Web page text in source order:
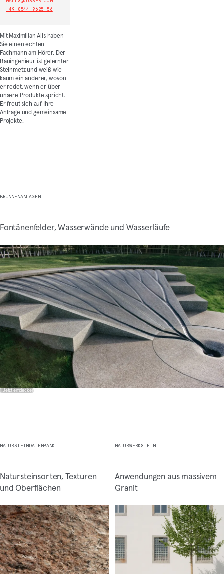
+49 8544 9625-56
Mit Maximilian Alls haben
Sie einen echten
Fachmann am Hörer. Der
Bauingenieur ist gelernter
Steinmetz und weiß wie
kaum ein anderer, wovon
er redet, wenn er über
unsere Produkte spricht.
Er freut sich auf Ihre
Anfrage und gemeinsame
Projekte.
Weitere Produkte entdecken
BRUNNENANLAGEN
Fontänenfelder, Wasserwände und Wasserläufe
Jetzt entdecken
NATURSTEINDATENBANK
Natursteinsorten, Texturen
und Oberflächen
NATURWERKSTEIN
Anwendungen aus massivem
Granit